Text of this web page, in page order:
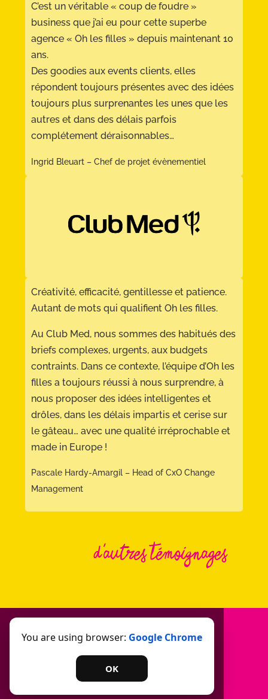
C’est un véritable « coup de foudre »
business que j’ai eu pour cette superbe
agence « Oh les filles » depuis maintenant 10
ans.
Des goodies aux events clients, elles
répondent toujours présentes avec des idées
toujours plus surprenantes les unes que les
autres et dans des délais parfois
complétement déraisonnables…
Ingrid Bleuart – Chef de projet évènementiel
Créativité, efficacité, gentillesse et patience.
Autant de mots qui qualifient Oh les filles.
Au Club Med, nous sommes des habitués des
briefs complexes, urgents, aux budgets
contraints. Dans ce contexte, l’équipe d’Oh les
filles a toujours réussi à nous surprendre, à
nous proposer des idées intelligentes et
drôles, dans les délais impartis et cerise sur
le gâteau… avec une qualité irréprochable et
made in Europe !
Pascale Hardy-Amargil – Head of CxO Change
Management
D'autres témoignages
You are using browser: Google Chrome
OK
#Iloveohlesfilles